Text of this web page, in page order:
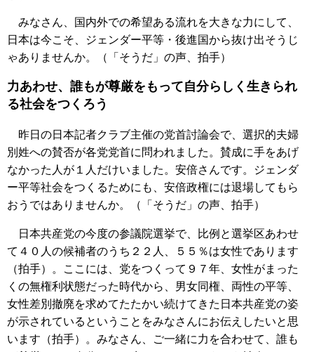
みなさん、国内外での希望ある流れを大きな力にして、
日本は今こそ、ジェンダー平等・後進国から抜け出そうじ
ゃありませんか。（「そうだ」の声、拍手）
力あわせ、誰もが尊厳をもって自分らしく生きられ
る社会をつくろう
昨日の日本記者クラブ主催の党首討論会で、選択的夫婦
別姓への賛否が各党党首に問われました。賛成に手をあげ
なかった人が１人だけいました。安倍さんです。ジェンダ
ー平等社会をつくるためにも、安倍政権には退場してもら
おうではありませんか。（「そうだ」の声、拍手）
日本共産党の今度の参議院選挙で、比例と選挙区あわせ
て４０人の候補者のうち２２人、５５％は女性であります
（拍手）。ここには、党をつくって９７年、女性がまった
くの無権利状態だった時代から、男女同権、両性の平等、
女性差別撤廃を求めてたたかい続けてきた日本共産党の姿
が示されているということをみなさんにお伝えしたいと思
います（拍手）。みなさん、ご一緒に力を合わせて、誰も